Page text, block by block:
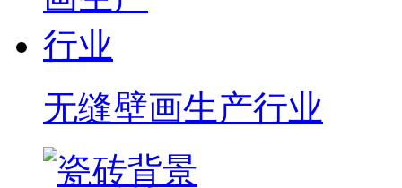
无缝壁画生产行业